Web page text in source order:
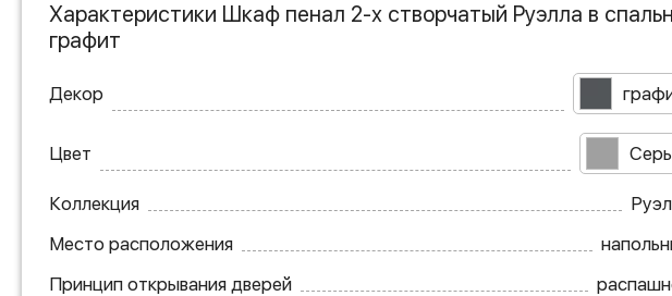
Характеристики Шкаф пенал 2-х створчатый Руэлла в
графит
Декор
Цвет
Коллекция
Место расположения
Принцип открывания дверей